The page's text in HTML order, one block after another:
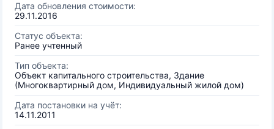
Дата обновления стоимости:
29.11.2016
Статус объекта:
Ранее учтенный
Тип объекта:
Объект капитального строительства, Здание
(Многоквартирный дом, Индивидуальный жилой дом)
Дата постановки на учёт:
14.11.2011